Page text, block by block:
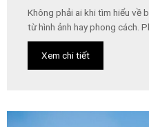
Không phải ai khi tìm hiểu về
từ hình ảnh hay phong cách.
Xem chi tiết